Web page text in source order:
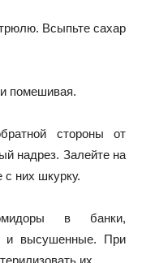
Всыпьте сахар
помешивая.
стороны от
надрез. Залейте на
с них шкурку.
в банки,
и высушенные. При
их.